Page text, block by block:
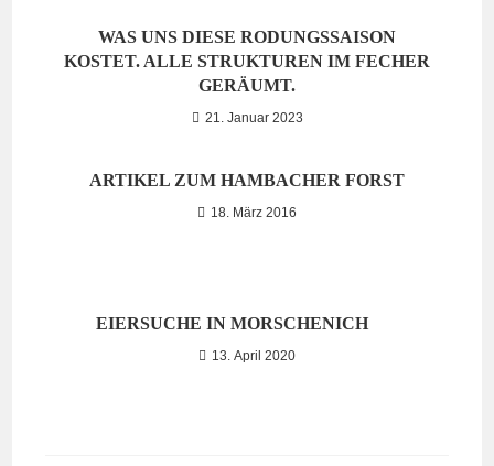
WAS UNS DIESE RODUNGSSAISON
KOSTET. ALLE STRUKTUREN IM FECHER
GERÄUMT.
21. Januar 2023
ARTIKEL ZUM HAMBACHER FORST
18. März 2016
EIERSUCHE IN MORSCHENICH
13. April 2020